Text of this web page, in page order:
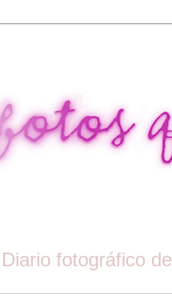
Diario fotográfico